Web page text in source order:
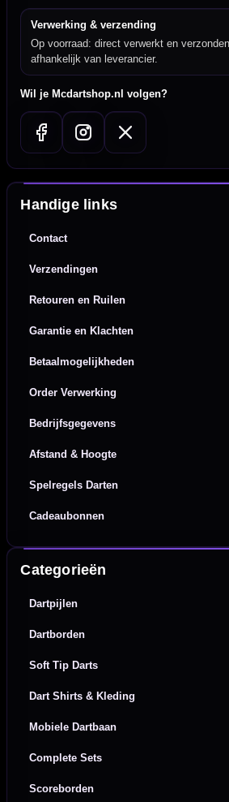
Verwerking & verzending
Op voorraad: direct verwerkt en
afhankelijk van leverancier.
Wil je Mcdartshop.nl volgen?
Handige links
Contact
Verzendingen
Retouren en Ruilen
Garantie en Klachten
Betaalmogelijkheden
Order Verwerking
Bedrijfsgegevens
Afstand & Hoogte
Spelregels Darten
Cadeaubonnen
Categorieën
Dartpijlen
Dartborden
Soft Tip Darts
Dart Shirts & Kleding
Mobiele Dartbaan
Complete Sets
Scoreborden